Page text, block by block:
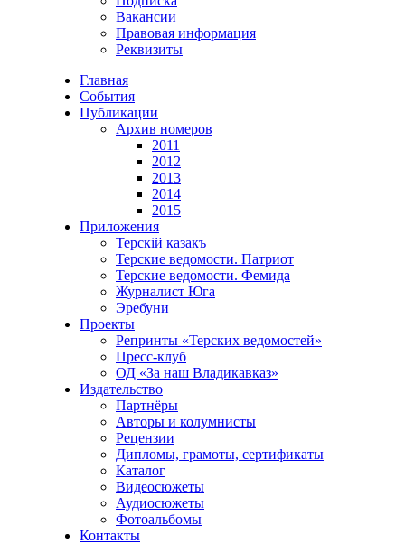
Вакансии
Правовая информация
Реквизиты
Главная
События
Публикации
Архив номеров
2011
2012
2013
2014
2015
Приложения
Терскiй казакъ
Терские ведомости. Патриот
Терские ведомости. Фемида
Журналист Юга
Эребуни
Проекты
Репринты «Терских ведомостей»
Пресс-клуб
ОД «За наш Владикавказ»
Издательство
Партнёры
Авторы и колумнисты
Рецензии
Дипломы, грамоты, сертификаты
Каталог
Видеосюжеты
Аудиосюжеты
Фотоальбомы
Контакты